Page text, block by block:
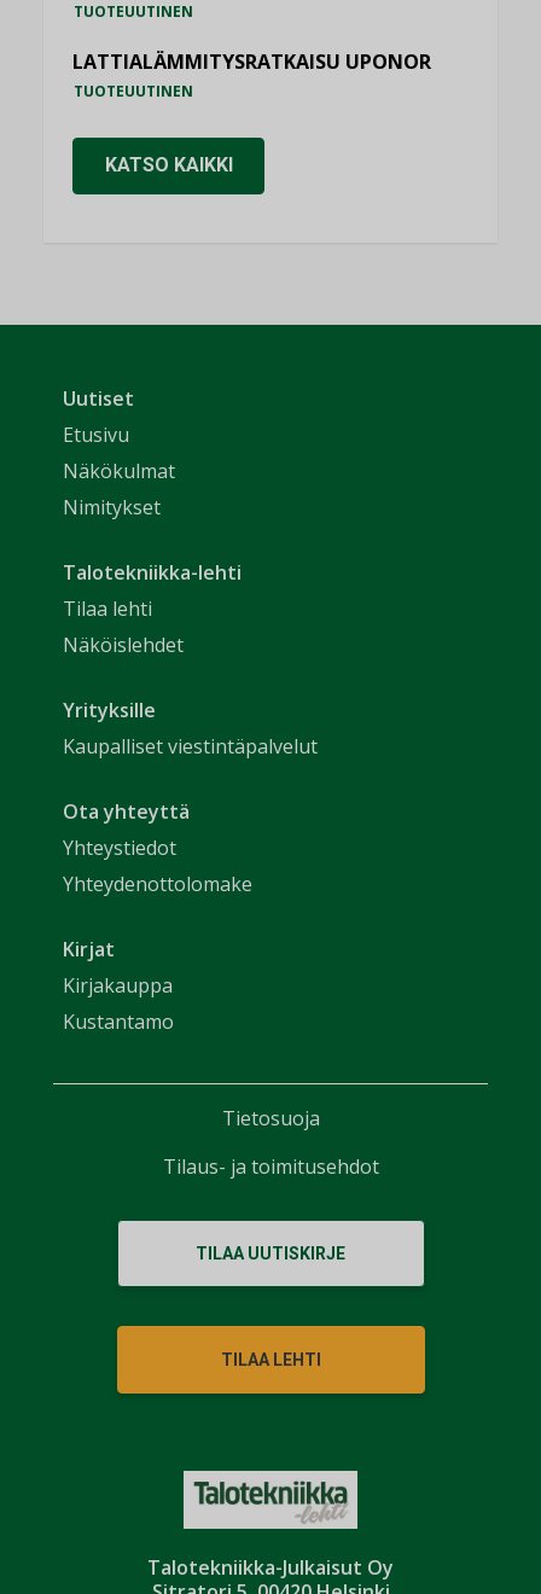
TUOTEUUTINEN
LATTIALÄMMITYSRATKAISU UPONOR
TUOTEUUTINEN
KATSO KAIKKI
Talotekniikka-Julkaisut Oy
Uutiset
Etusivu
Näkökulmat
Nimitykset
Talotekniikka-lehti
Tilaa lehti
Näköislehdet
Yrityksille
Kaupalliset viestintäpalvelut
Ota yhteyttä
Yhteystiedot
Yhteydenottolomake
Kirjat
Kirjakauppa
Kustantamo
TILAA UUTISKIRJE
TILAA LEHTI
Tietosuoja
Tilaus- ja toimitusehdot